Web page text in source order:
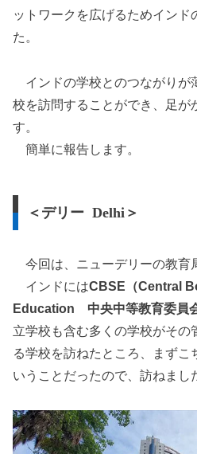
ットワークを広げるためインド
た。
インドの学校とのつながりが
校を訪問することができ、足が
す。
簡単に報告します。
＜デリー Delhi＞
今回は、ニューデリーの教育
インドにはCBSE（Central
Education 中央中等教育委員会
立学校も含む多くの学校がその
る学校を訪ねたところ、まずこ
いうことだったので、訪ねまし